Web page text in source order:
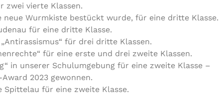
zwei vierte Klassen.
neue Wurmkiste bestückt wurde, für eine dritte Klasse.
für eine dritte Klasse.
für drei dritte Klassen.
für eine erste und drei zweite Klassen.
in unserer Schulumgebung für eine zweite Klasse –
2023 gewonnen.
Spittelau für eine zweite Klasse.